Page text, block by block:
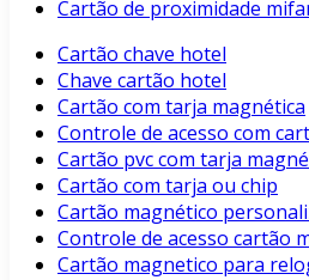
Cartão de proximidade
Cartão chave hotel
Chave cartão hotel
Cartão com tarja magnética
Controle de acesso com
Cartão pvc com tarja
Cartão com tarja ou chip
Cartão magnético
Controle de acesso cartão
Cartão magnetico para